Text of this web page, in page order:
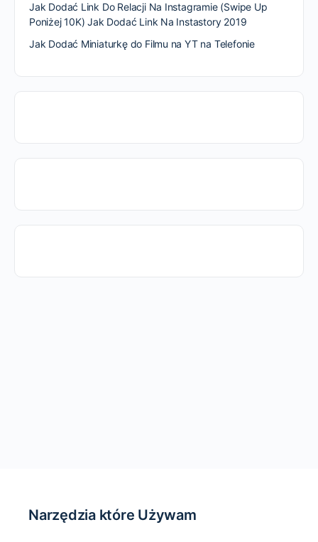
Jak Dodać Link Do Relacji Na Instagramie (Swipe Up
Poniżej 10K) Jak Dodać Link Na Instastory 2019
Jak Dodać Miniaturkę do Filmu na YT na Telefonie
Narzędzia które Używam